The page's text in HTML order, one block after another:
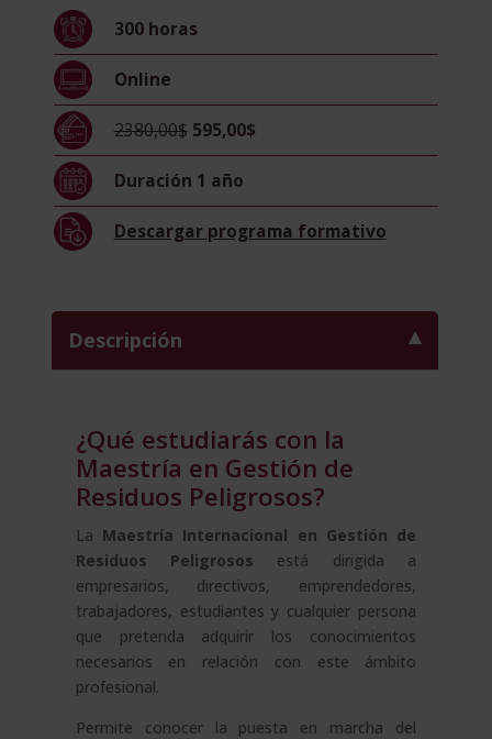
de
Peligrosos
Diploma
por
de
300 horas
Online
2380,00$ 595,00$
Duración 1 año
Descargar programa formativo
Descripción
¿Qué estudiarás con la
Maestría en Gestión de
Residuos Peligrosos?
La Maestría Internacional en Gestión de
Residuos Peligrosos está dirigida a
empresarios, directivos, emprendedores,
trabajadores, estudiantes y cualquier persona
que pretenda adquirir los conocimientos
necesarios en relación con este ámbito
profesional.
Permite conocer la puesta en marcha del